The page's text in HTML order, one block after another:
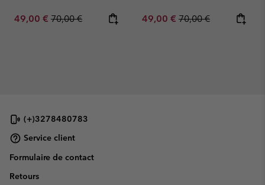
Sale price:
49,00 € Regular price:
70,00 € Sale price:
49,00 € Regular price:
70,00 €
(+)3278480783
Service client
Formulaire de contact
Retours